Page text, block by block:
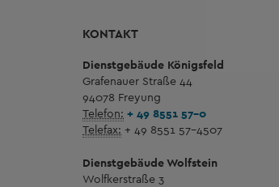
KONTAKT
Dienstgebäude Königsfeld
Grafenauer Straße 44
94078 Freyung
Telefon: + 49 8551 57-0
Telefax: + 49 8551 57-4507
Dienstgebäude Wolfstein
Wolfkerstraße 3